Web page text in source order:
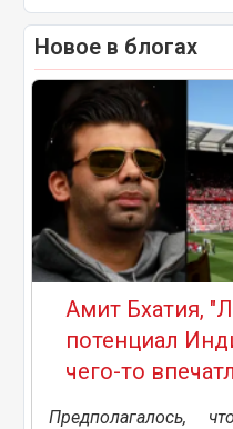
Новое в блогах
Амит Бхатия,
потенциал
чего-то
Предполагалось,